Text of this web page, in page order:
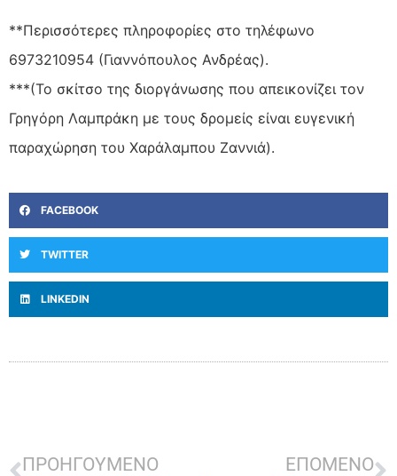
**Περισσότερες πληροφορίες στο τηλέφωνο
6973210954 (Γιαννόπουλος Ανδρέας).
***(Το σκίτσο της διοργάνωσης που απεικονίζει τον
Γρηγόρη Λαμπράκη με τους δρομείς είναι ευγενική
παραχώρηση του Χαράλαμπου Ζαννιά).
FACEBOOK
TWITTER
LINKEDIN
ΠΡΟΗΓΟΥΜΕΝΟ ΕΠΟΜΕΝΟ